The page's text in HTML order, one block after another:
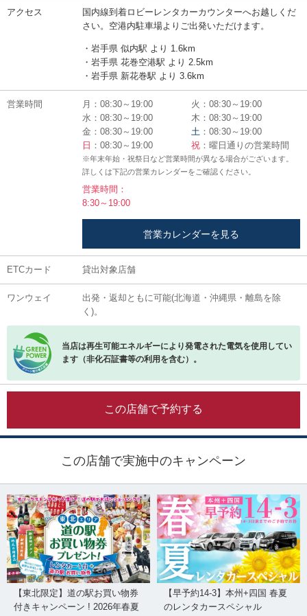
アクセス
国内線到着ロビーレンタカーカウンターへお越しくだ
さい。空港内駐車場よりご出発いただけます。
・岩手県 似内駅 より 1.6km
・岩手県 花巻空港駅 より 2.5km
・岩手県 新花巻駅 より 3.6km
営業時間 月：08:30～19:00
火：08:30～19:00
水：08:30～19:00
木：08:30～19:00
金：08:30～19:00
土 ：08:30～19:00
日 ：08:30～19:00 祝 ：曜日通りの営業時間
※年末年始・祝祭日など営業時間が異なる場合がございます。
詳しくは下記の営業カレンダーをご確認ください。
営業時間：
8:30～19:00
営業カレンダーを見る
ETCカード 貸出対象店舗
ワンウェイ
出発・返却ともに可能(北海道・沖縄県・離島を除
く)。
当店は再生可能エネルギーにより発電された電気を使用してい
ます（非化石証書等の利用を含む）。
この店舗で予約する
この店舗で実施中のキャンペーン
【東北限定】道の駅お買い物券
付きキャンペーン ! 2026年春夏
【早予約14-3】本州+四国 春夏
のレンタカースペシャル